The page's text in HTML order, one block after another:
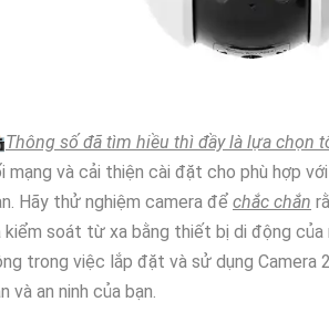
Thông số đã tìm hiều thì đầy là lựa chọn
mạng và cải thiện cài đặt cho phù hợp
Hãy thử nghiệm camera để chắc chắn
kiểm soát từ xa bằng thiết bị di động của
trong việc lắp đặt và sử dụng Camera
và an ninh của bạn.